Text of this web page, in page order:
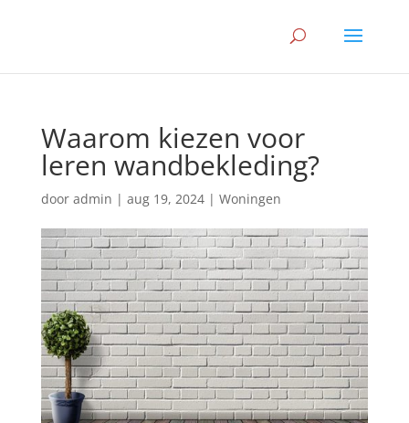
Waarom kiezen voor
leren wandbekleding?
door admin | aug 19, 2024| Woningen